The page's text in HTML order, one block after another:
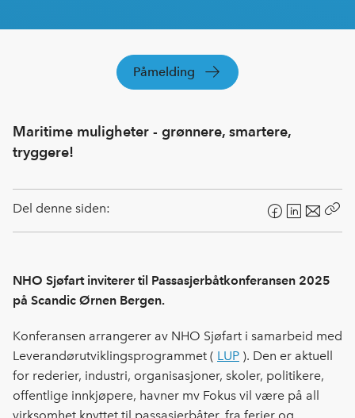
Påmelding
Maritime muligheter - grønnere, smartere,
tryggere!
Del denne siden:
F
a
e
o
k
L
i
k
I
n
E
-
o
NHO Sjøfart inviterer til Passasjerbåtkonferansen 2025
på Scandic Ørnen Bergen.
Konferansen arrangerer av NHO Sjøfart i samarbeid med
Leverandørutviklingsprogrammet ( LUP ). Den er aktuell
for rederier, industri, organisasjoner, skoler, politikere,
offentlige innkjøpere, havner mv Fokus vil være på all